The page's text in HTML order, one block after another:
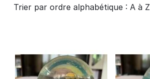
Trier par ordre alphabétique : A à Z